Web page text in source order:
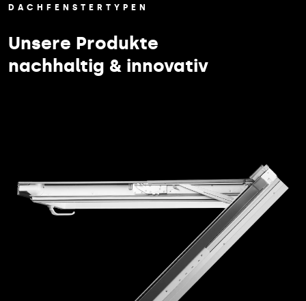
DACHFENSTERTYPEN
Unsere Produkte
nachhaltig & innovativ